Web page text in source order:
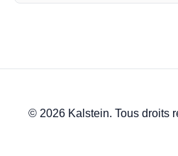
© 2026 Kalstein. Tous droits